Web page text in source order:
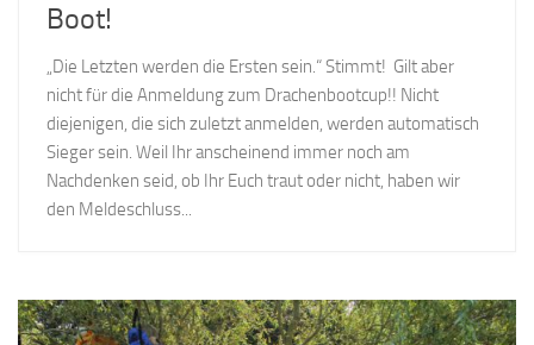
Boot!
„Die Letzten werden die Ersten sein.“ Stimmt! Gilt aber
nicht für die Anmeldung zum Drachenbootcup!! Nicht
diejenigen, die sich zuletzt anmelden, werden automatisch
Sieger sein. Weil Ihr anscheinend immer noch am
Nachdenken seid, ob Ihr Euch traut oder nicht, haben wir
den Meldeschluss...